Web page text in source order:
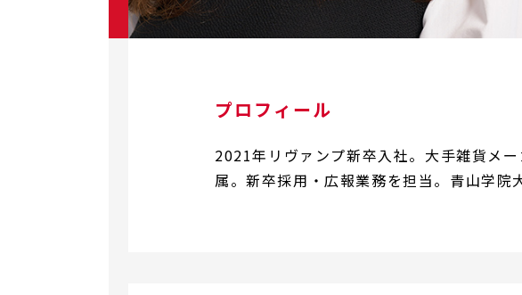
プロフィール
2021年リヴァンプ新卒入社。大手雑貨メ
属。新卒採用・広報業務を担当。青山学院